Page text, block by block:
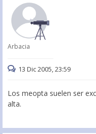
Arbacia
13 Dic 2005, 23:59
Los meopta suelen ser
alta.